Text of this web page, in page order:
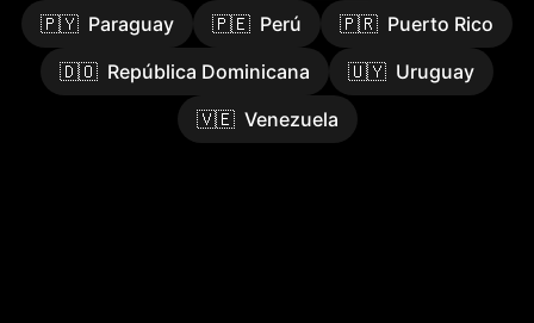
🇵🇾 Paraguay 🇵🇪 Perú 🇵🇷 Puerto Rico
🇩🇴 República Dominicana 🇺🇾 Uruguay
🇻🇪 Venezuela